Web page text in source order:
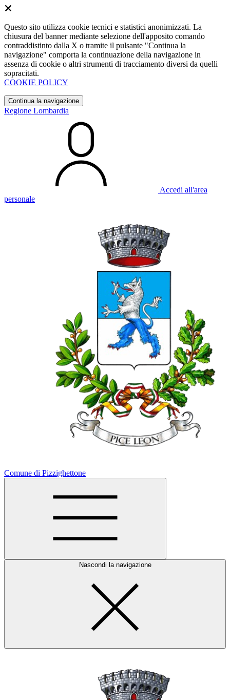
Questo sito utilizza cookie tecnici e statistici anonimizzati. La
chiusura del banner mediante selezione dell'apposito comando
contraddistinto dalla X o tramite il pulsante "Continua la
navigazione" comporta la continuazione della navigazione in
assenza di cookie o altri strumenti di tracciamento diversi da quelli
sopracitati.
COOKIE POLICY
Continua la navigazione
Regione Lombardia
Accedi all'area
personale
Comune di Pizzighettone
Nascondi la navigazione